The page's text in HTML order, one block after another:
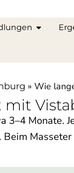
» Wie
mit
3–4 Monate.